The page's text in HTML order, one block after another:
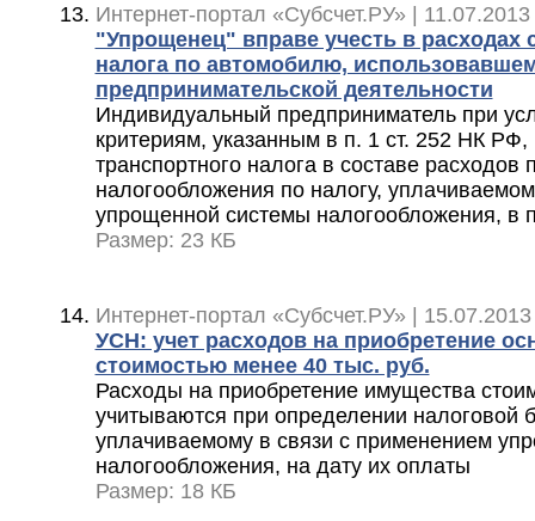
Интернет-портал «Субсчет.РУ» |
"Упрощенец" вправе учесть в расходах
налога по автомобилю,
предпринимательской деятельности
Индивидуальный предприниматель при
критериям, указанным в п. 1 ст. 252 НК
транспортного налога в составе расходов
налогообложения по налогу,
упрощенной системы налогообложения, в
Размер: 23 КБ
Интернет-портал «Субсчет.РУ» |
УСН: учет расходов на приобретение
стоимостью менее 40 тыс. руб.
Расходы на приобретение имущества
учитываются при определении налоговой
уплачиваемому в связи с применением
налогообложения, на дату их оплаты
Размер: 18 КБ